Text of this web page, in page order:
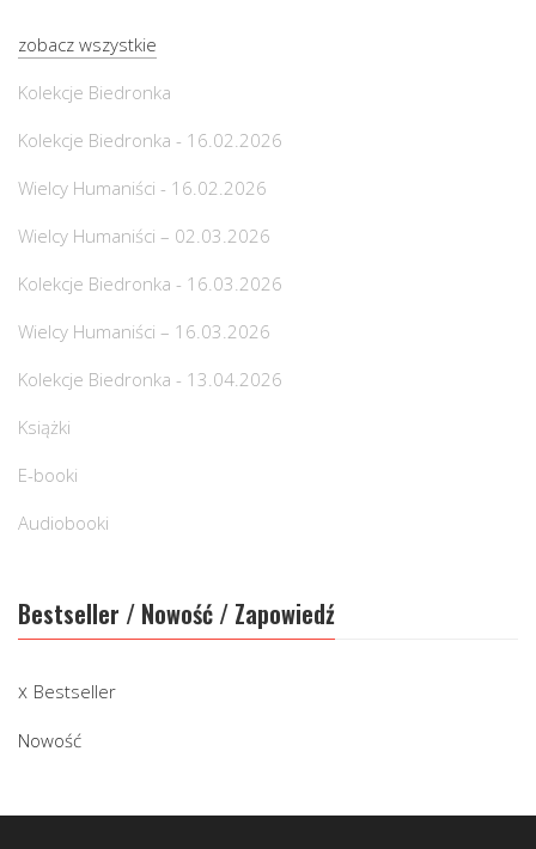
zobacz wszystkie
Kolekcje Biedronka
Kolekcje Biedronka - 16.02.2026
Wielcy Humaniści - 16.02.2026
Wielcy Humaniści – 02.03.2026
Kolekcje Biedronka - 16.03.2026
Wielcy Humaniści – 16.03.2026
Kolekcje Biedronka - 13.04.2026
Książki
E-booki
Audiobooki
Bestseller / Nowość / Zapowiedź
Bestseller
Nowość